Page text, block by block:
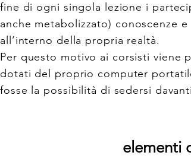
fine di ogni singola lezione i
anche metabolizzato) conoscenze
all’interno della propria realtà.
Per questo motivo ai corsisti viene
dotati del proprio computer
fosse la possibilità di sedersi
elementi